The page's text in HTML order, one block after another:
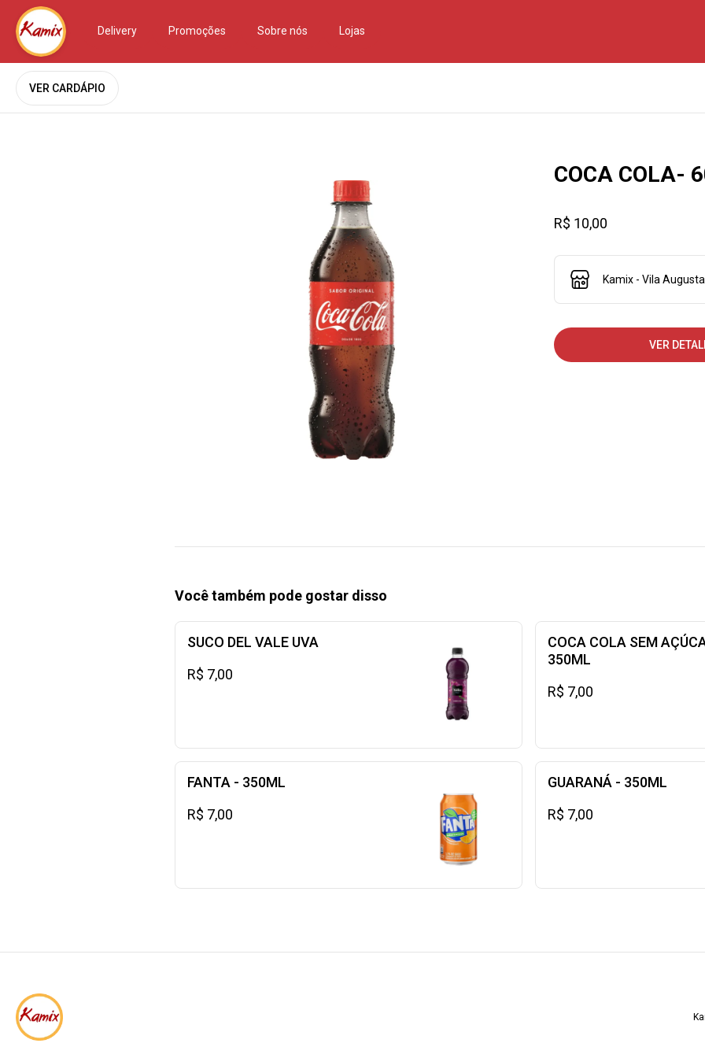
Delivery Promoções Sobre nós Lojas
VER CARDÁPIO
COCA COLA-
R$ 10,00
Kamix - Vila
VER
Você também pode gostar disso
SUCO DEL VALE UVA
R$ 7,00
COCA COLA SEM
350ML
R$ 7,00
FANTA - 350ML
R$ 7,00
GUARANÁ - 350ML
R$ 7,00